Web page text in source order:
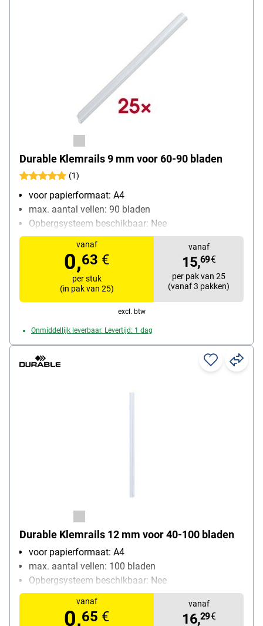
Durable Klemrails 9 mm voor 60-90 bladen
(1)
voor papierformaat: A4
max. aantal vellen: 90 bladen
Opbergsysteem beschikbaar: Nee
Bijzonderheden: afgeronde hoeken voor
eenvoudiger insteken van de schrijfgerei
verpakkingshoeveelheid: 25 stuk(s)
vanaf
0,63 €
per stuk
(in pak van 25)
vanaf
15,69€
per pak van 25
(vanaf 3 pakken)
excl. btw
Onmiddellijk leverbaar. Levertijd: 1 dag
Durable Klemrails 12 mm voor 40-100 bladen
voor papierformaat: A4
max. aantal vellen: 100 bladen
Opbergsysteem beschikbaar: Nee
Bijzonderheden: afgeronde hoeken voor
eenvoudiger insteken van de schrijfgerei
verpakkingshoeveelheid: 25 stuk(s)
vanaf
0,65 €
vanaf
16,29€